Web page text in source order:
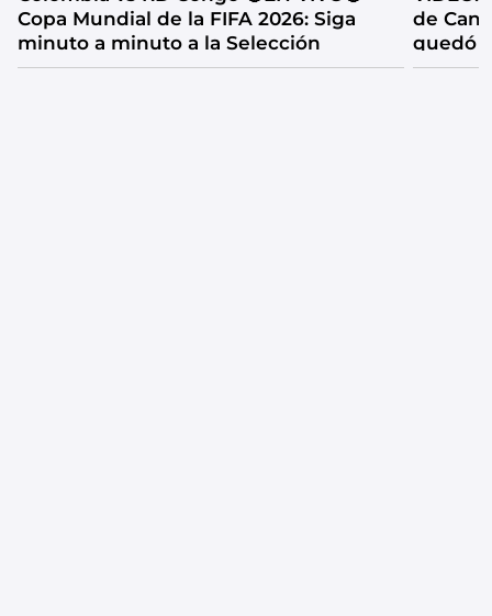
Copa Mundial de la FIFA 2026: Siga
minuto a minuto a la Selección
de
quedó